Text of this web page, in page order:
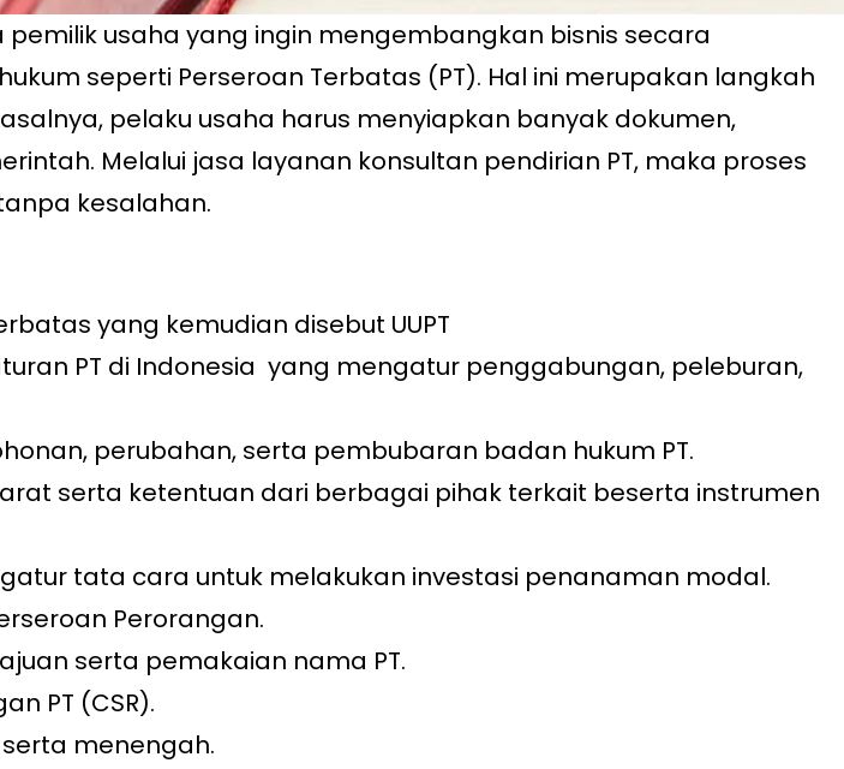
usaha yang ingin mengembangkan bisnis secara
seperti Perseroan Terbatas (PT). Hal ini merupakan langkah
pelaku usaha harus menyiapkan banyak dokumen,
Melalui jasa layanan konsultan pendirian PT, maka proses
kesalahan.
yang kemudian disebut UUPT
PT di Indonesia yang mengatur penggabungan, peleburan,
perubahan, serta pembubaran badan hukum PT.
serta ketentuan dari berbagai pihak terkait beserta instrumen
tata cara untuk melakukan investasi penanaman modal.
Perorangan.
serta pemakaian nama PT.
PT (CSR).
menengah.